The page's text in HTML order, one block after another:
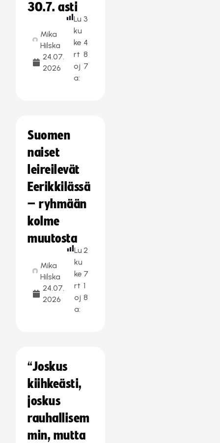
30.7. asti
Mika
Hilska
24.07.
2026
Lu
ku
ke
rt
oj
a:
3
4
8
7
Suomen
naiset
leireilevät
Eerikkilässä
– ryhmään
kolme
muutosta
Mika
Hilska
24.07.
2026
Lu
ku
ke
rt
oj
a:
2
7
1
8
“Joskus
kiihkeästi,
joskus
rauhallisem
min, mutta